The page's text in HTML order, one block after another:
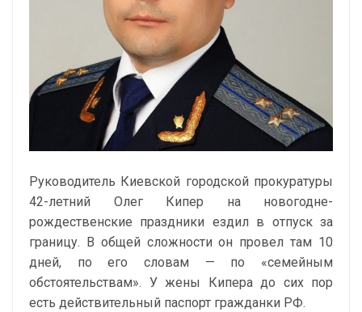
Руководитель Киевской городской прокуратуры
42-летний Олег Кипер на новогодне-
рождественские праздники ездил в отпуск за
границу. В общей сложности он провел там 10
дней, по его словам — по «семейным
обстоятельствам». У жены Кипера до сих пор
есть действительный паспорт гражданки РФ.